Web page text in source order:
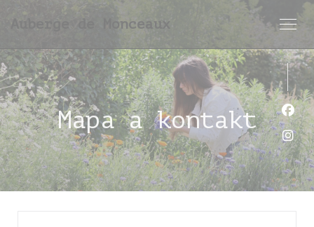
Auberge de Monceaux
Mapa a kontakt